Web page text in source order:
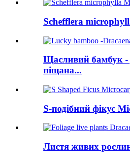
Schefflera
Щасливий бамбук -
піщана...
S-подібний фікус
Листя живих